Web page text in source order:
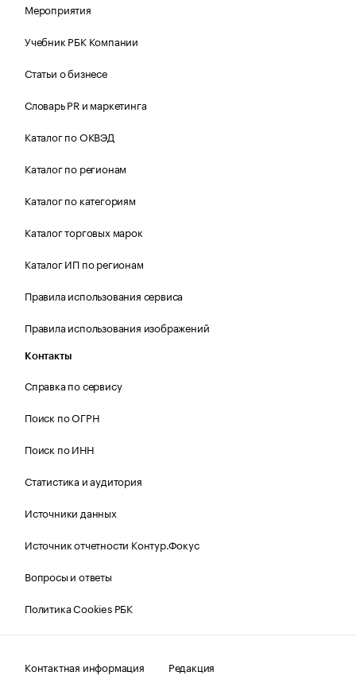
Мероприятия
Учебник РБК Компании
Статьи о бизнесе
Словарь PR и маркетинга
Каталог по ОКВЭД
Каталог по регионам
Каталог по категориям
Каталог торговых марок
Каталог ИП по регионам
Правила использования сервиса
Правила использования изображений
Контакты
Справка по сервису
Поиск по ОГРН
Поиск по ИНН
Статистика и аудитория
Источники данных
Источник отчетности Контур.Фокус
Вопросы и ответы
Политика Cookies РБК
Контактная информация
Редакция